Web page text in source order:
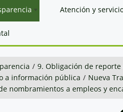
Atención y
/ 9. Obligación de
a información pública / Nueva
nombramientos a empleos y